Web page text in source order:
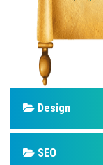
Design
SEO